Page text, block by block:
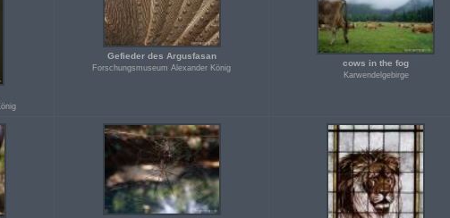
Gefieder des Argusfasan
Forschungsmuseum Alexander König cows in the fog
Karwendelgebirge